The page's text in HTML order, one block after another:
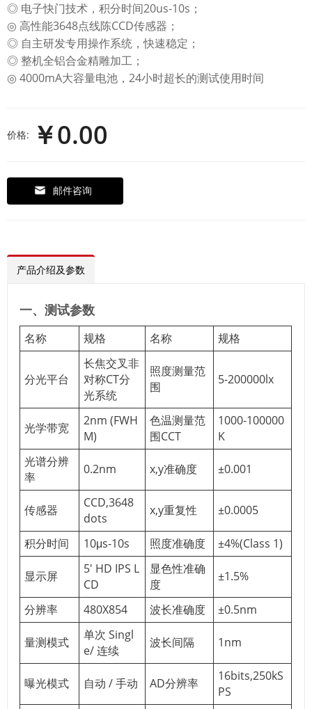
◎ 电子快门技术，积分时间20us-10s；
◎ 高性能3648点线陈CCD传感器；
◎ 自主研发专用操作系统，快速稳定；
◎ 整机全铝合金精雕加工；
◎ 4000mA大容量电池，24小时超长的测试使用时间
价格: ￥0.00
邮件咨询
产品介绍及参数
一、测试参数
名称 规格 名称 规格
分光平台
长焦交叉非
对称CT分
光系统
照度测量范
围
5-200000lx
光学带宽
2nm (FWH
M)
色温测量范
围CCT
1000-100000
K
光谱分辨
率
0.2nm x,y准确度 ±0.001
传感器
CCD,3648
dots
x,y重复性 ±0.0005
积分时间 10μs-10s 照度准确度 ±4%(Class 1)
显示屏
5' HD IPS L
CD
显色性准确
度
±1.5%
分辨率 480X854 波长准确度 ±0.5nm
量测模式
单次 Singl
e/ 连续
波长间隔 1nm
曝光模式 自动 / 手动 AD分辨率
16bits,250kS
PS